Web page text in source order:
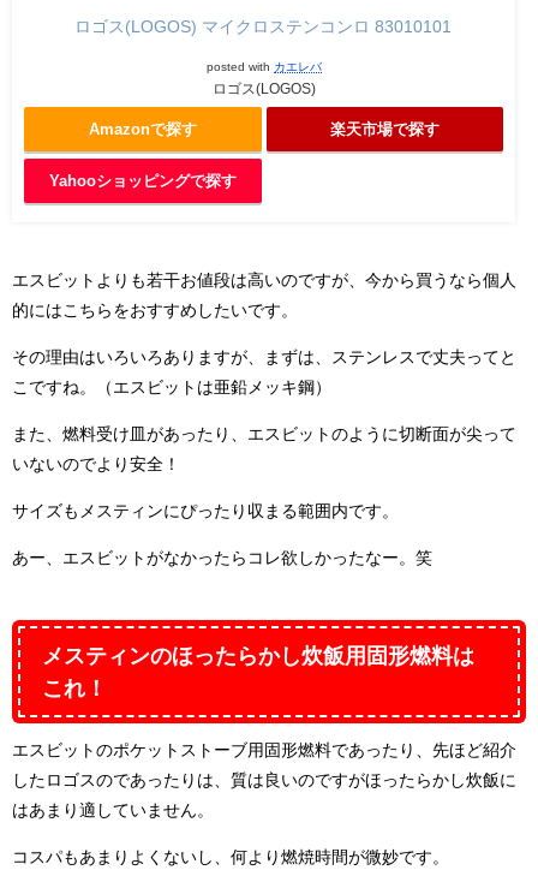
ロゴス(LOGOS) マイクロステンコンロ 83010101
posted with カエレバ
ロゴス(LOGOS)
Amazonで探す 楽天市場で探す
Yahooショッピングで探す
エスビットよりも若干お値段は高いのですが、今から買うなら個人
的にはこちらをおすすめしたいです。
その理由はいろいろありますが、まずは、ステンレスで丈夫ってと
こですね。（エスビットは亜鉛メッキ鋼）
また、燃料受け皿があったり、エスビットのように切断面が尖って
いないのでより安全！
サイズもメスティンにぴったり収まる範囲内です。
あー、エスビットがなかったらコレ欲しかったなー。笑
メスティンのほったらかし炊飯用固形燃料は
これ！
エスビットのポケットストーブ用固形燃料であったり、先ほど紹介
したロゴスのであったりは、質は良いのですがほったらかし炊飯に
はあまり適していません。
コスパもあまりよくないし、何より燃焼時間が微妙です。